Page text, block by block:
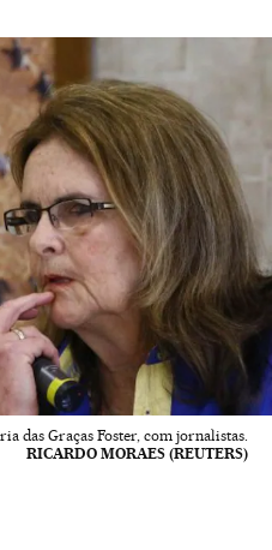
das Graças Foster, com jornalistas.
RICARDO MORAES (REUTERS)